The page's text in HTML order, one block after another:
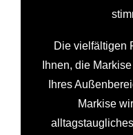
Die vielfältigen
Ihnen, die
Ihres
Markise